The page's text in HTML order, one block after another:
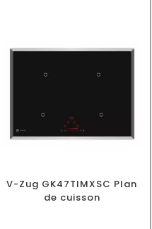
V-Zug GK47TIMXSC Plan
de cuisson